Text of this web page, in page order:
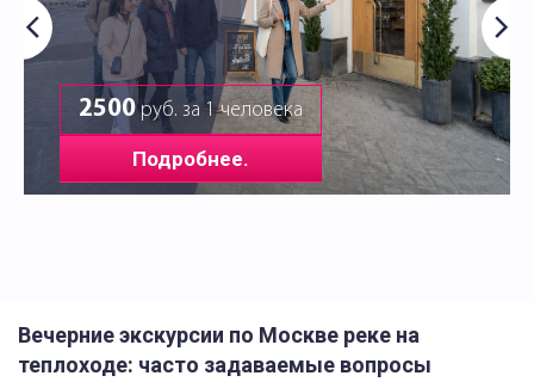
2500руб. за 1 человека
Подробнее.
Вечерние экскурсии по Москве реке на
теплоходе: часто задаваемые вопросы